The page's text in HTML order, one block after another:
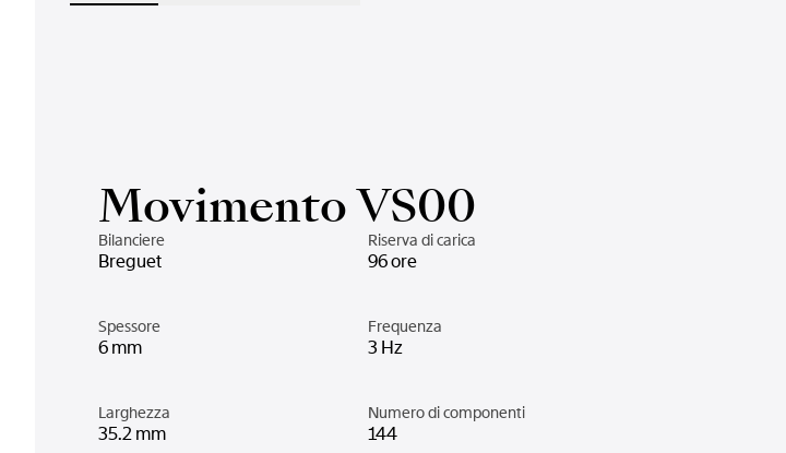
Movimento VS00
Bilanciere
Breguet
Riserva di carica
96 ore
Spessore
6 mm
Frequenza
3 Hz
Larghezza
35.2 mm
Numero di componenti
144